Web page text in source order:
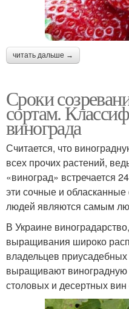
читать дальше →
Сроки
сортам.
винограда
Считается, что
всех прочих растений,
«виноград» встречается
эти сочные и
людей являются самым
В Украине
выращивания широко
владельцев
выращивают виноградную
столовых и десертных вин